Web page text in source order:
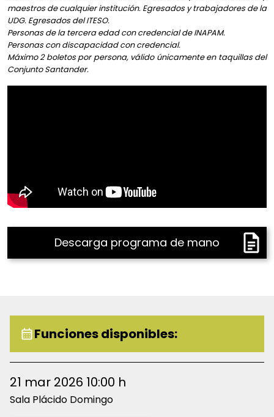
generación, este montaje ofrece una experiencia
profunda y conmovedora para el público
contemporáneo.
maestros de cualquier institución. Egresados y trabajadores de la
UDG. Egresados del ITESO.
Personas de la tercera edad con credencial de INAPAM.
Personas con discapacidad con credencial.
Máximo 2 boletos por persona, válido únicamente en taquillas del
Conjunto Santander.
Descarga programa de mano
Funciones disponibles:
21 mar 2026 10:00 h
Sala Plácido Domingo